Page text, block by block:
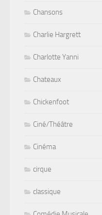
Chansons
Charlie Hargrett
Charlotte Yanni
Chateaux
Chickenfoot
Ciné/Théâtre
Cinéma
cirque
classique